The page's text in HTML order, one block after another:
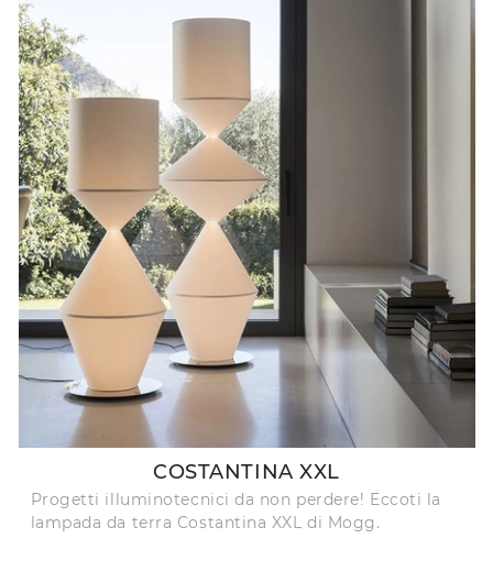
COSTANTINA XXL
Progetti illuminotecnici da non perdere! Eccoti la
lampada da terra Costantina XXL di Mogg.